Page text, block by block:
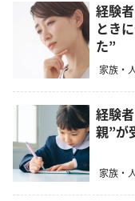
経験
とき
た”
家族・
経験
親”が
家族・